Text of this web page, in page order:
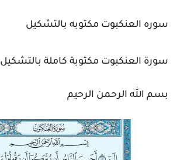
سوره العنكبوت مكتوبه بالتشكيل
سورة العنكبوت مكتوبة كاملة بالتشكيل
بسم الله الرحمن الرحيم